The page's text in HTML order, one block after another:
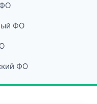
ФО
ФО